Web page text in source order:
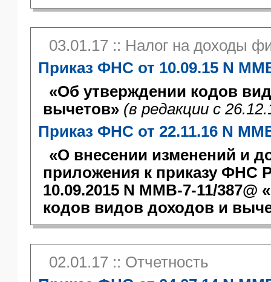
03.01.17 :: Налог на доходы
Приказ ФНС от 10.09.15 N
«Об утверждении кодов
вычетов» (в редакции с
Приказ ФНС от 22.11.16 N
«О внесении изменений и
приложения к приказу ФНС
10.09.2015 N ММВ-7-11/387@
кодов видов доходов и
02.01.17 :: Отчетность